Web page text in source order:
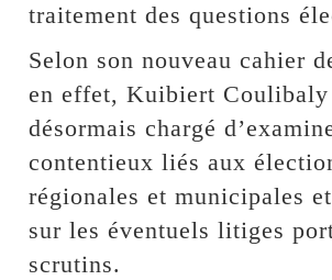
traitement des questions
Selon son nouveau cahier
en effet, Kuibiert Coulibaly
désormais chargé
contentieux liés aux
régionales et municipales
sur les éventuels litiges
scrutins.